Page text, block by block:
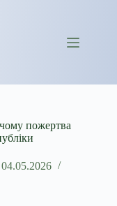
пожертва
04.05.2026